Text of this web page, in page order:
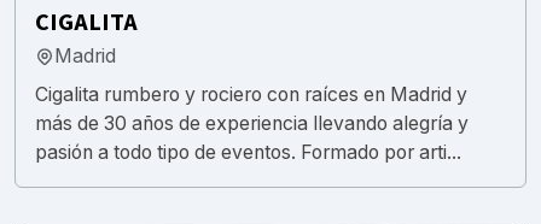
CIGALITA
Madrid
Cigalita rumbero y rociero con raíces en Madrid y
más de 30 años de experiencia llevando alegría y
pasión a todo tipo de eventos. Formado por arti...